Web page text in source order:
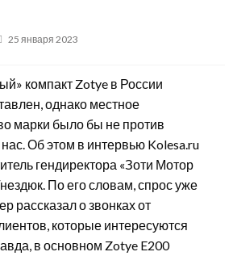
Posted
25 января 2023
компакт Zotye в России
однако местное
марки было бы не против
Об этом в интервью Kolesa.ru
гендиректора «Зоти Мотор
По его словам, спрос уже
рассказал о звонках от
которые интересуются
в основном Zotye E200